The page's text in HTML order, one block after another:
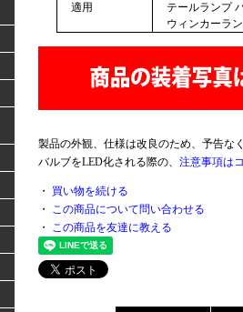
適用
テールランプ
ウィンカーラ
製品の外観、仕様は改良のため、予告な
バルブをLED化される際の、 注意事項は
・ 買い物を続ける
・ この商品について問い合わせる
・ この商品を友達に教える